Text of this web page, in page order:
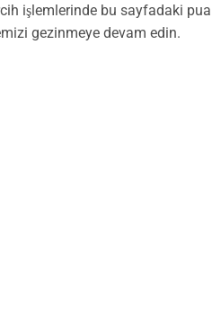
işlemlerinde bu sayfadaki
gezinmeye devam edin.